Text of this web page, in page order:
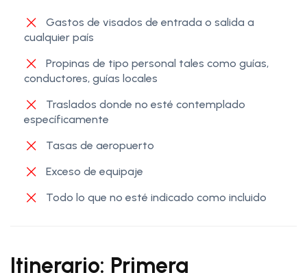
Gastos de visados de entrada o salida a
cualquier país
Propinas de tipo personal tales como guías,
conductores, guías locales
Traslados donde no esté contemplado
específicamente
Tasas de aeropuerto
Exceso de equipaje
Todo lo que no esté indicado como incluido
Itinerario: Primera